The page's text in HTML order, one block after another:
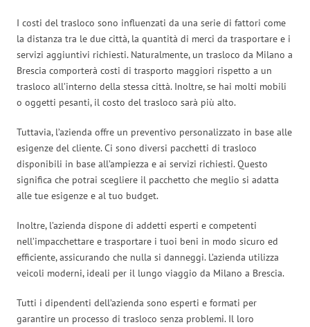
I costi del trasloco sono influenzati da una serie di fattori come
la distanza tra le due città, la quantità di merci da trasportare e i
servizi aggiuntivi richiesti. Naturalmente, un trasloco da Milano a
Brescia comporterà costi di trasporto maggiori rispetto a un
trasloco all’interno della stessa città. Inoltre, se hai molti mobili
o oggetti pesanti, il costo del trasloco sarà più alto.
Tuttavia, l’azienda offre un preventivo personalizzato in base alle
esigenze del cliente. Ci sono diversi pacchetti di trasloco
disponibili in base all’ampiezza e ai servizi richiesti. Questo
significa che potrai scegliere il pacchetto che meglio si adatta
alle tue esigenze e al tuo budget.
Inoltre, l’azienda dispone di addetti esperti e competenti
nell’impacchettare e trasportare i tuoi beni in modo sicuro ed
efficiente, assicurando che nulla si danneggi. L’azienda utilizza
veicoli moderni, ideali per il lungo viaggio da Milano a Brescia.
Tutti i dipendenti dell’azienda sono esperti e formati per
garantire un processo di trasloco senza problemi. Il loro